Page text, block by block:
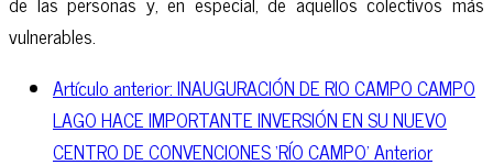
vulnerables.
Artículo anterior: INAUGURACIÓN DE RIO CAMPO CAMPO
LAGO HACE IMPORTANTE INVERSIÓN EN SU NUEVO
CENTRO DE CONVENCIONES ‘RÍO CAMPO’Anterior